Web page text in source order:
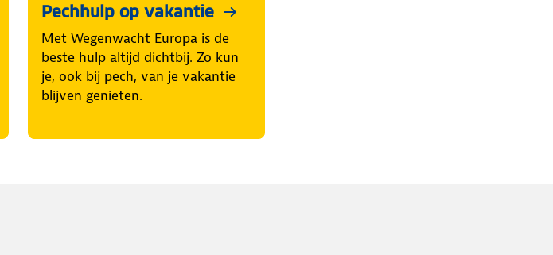
Pechhulp op vakantie
Met Wegenwacht Europa is de
beste hulp altijd dichtbij. Zo kun
je, ook bij pech, van je vakantie
blijven genieten.